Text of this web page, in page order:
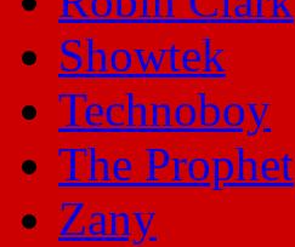
Showtek
Technoboy
The Prophet
Zany